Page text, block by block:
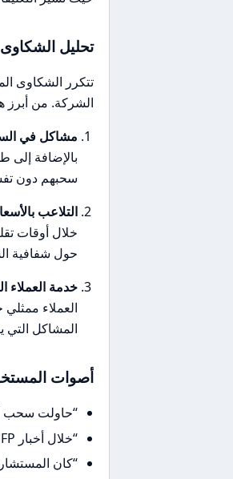
تحليل
الشركة. من أبرز
مشاكل في
بالإضافة إلى
سحبهم دون
التلاعب
خلال أوقات
حول شفافية
خدمة العملاء
العملاء
المشاكل التي
أصوات
“حاولت سحب
“خلال أخبار NFP، تجمدت منصتي وأُغلقت صفقاتي بانزلاق سعري كبير.”
“كان